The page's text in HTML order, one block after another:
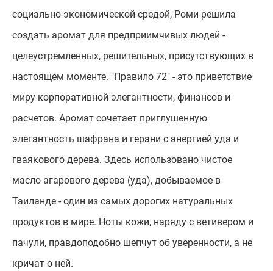
социально-экономической средой, Роми решила
создать аромат для предприимчивых людей -
целеустремленных, решительных, присутствующих в
настоящем моменте. "Правило 72" - это приветствие
миру корпоративной элегантности, финансов и
расчетов. Аромат сочетает приглушенную
элегантность шафрана и герани с энергией уда и
гваякового дерева. Здесь использовано чистое
масло агарового дерева (уда), добываемое в
Таиланде - один из самых дорогих натуральных
продуктов в мире. Ноты кожи, наряду с ветивером и
пачули, правдоподобно шепчут об уверенности, а не
кричат о ней.